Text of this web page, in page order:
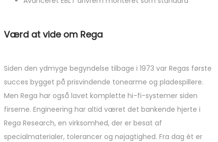
Værd at vide om Rega
Siden den ydmyge begyndelse tilbage i 1973 var Regas første
succes bygget på prisvindende tonearme og pladespillere.
Men Rega har også lavet komplette hi-fi-systemer siden
firserne. Engineering har altid været det bankende hjerte i
Rega Research, en virksomhed, der er besat af
specialmaterialer, tolerancer og nøjagtighed. Fra dag ét er